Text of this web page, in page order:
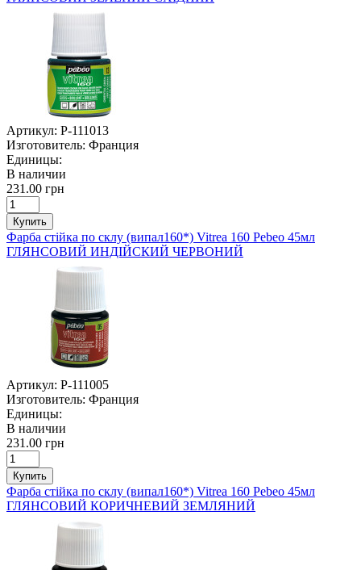
Артикул: P-111013
Изготовитель: Франция
Единицы:
В наличии
231.00 грн
Купить
Фарба стійка по склу (випал160*) Vitrea 160 Pebeo 45мл
ГЛЯНСОВИЙ ИНДІЙСКИЙ ЧЕРВОНИЙ
Артикул: P-111005
Изготовитель: Франция
Единицы:
В наличии
231.00 грн
Купить
Фарба стійка по склу (випал160*) Vitrea 160 Pebeo 45мл
ГЛЯНСОВИЙ КОРИЧНЕВИЙ ЗЕМЛЯНИЙ